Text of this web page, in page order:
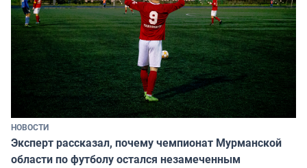
НОВОСТИ
Эксперт рассказал, почему чемпионат Мурманской
области по футболу остался незамеченным